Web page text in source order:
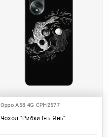
Oppo A58 4G CPH2577
Чохол "Рибки Інь Янь"